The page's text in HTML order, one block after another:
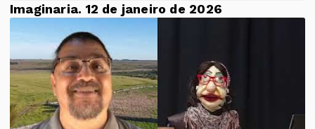
Imaginaria. 12 de janeiro de 2026